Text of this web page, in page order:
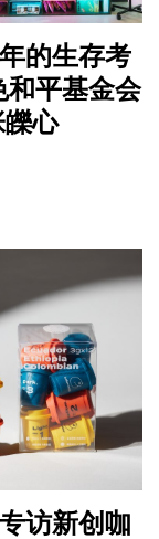
的生存考
和平基金会
心
访新创咖